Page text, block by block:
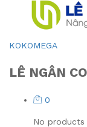
KOKOMEGA
LÊ NGÂN
0
No